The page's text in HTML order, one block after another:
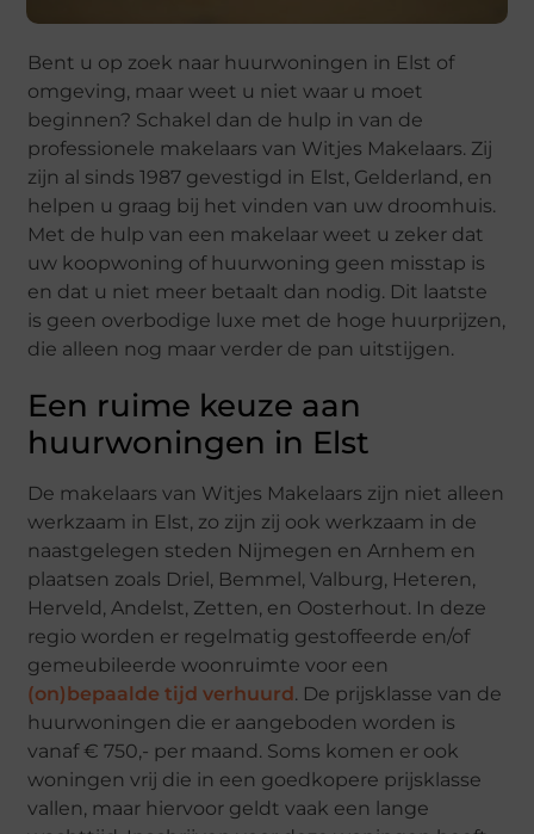
Bent u op zoek naar huurwoningen in Elst of
omgeving, maar weet u niet waar u moet
beginnen? Schakel dan de hulp in van de
professionele makelaars van Witjes Makelaars. Zij
zijn al sinds 1987 gevestigd in Elst, Gelderland, en
helpen u graag bij het vinden van uw droomhuis.
Met de hulp van een makelaar weet u zeker dat
uw koopwoning of huurwoning geen misstap is
en dat u niet meer betaalt dan nodig. Dit laatste
is geen overbodige luxe met de hoge huurprijzen,
die alleen nog maar verder de pan uitstijgen.
Een ruime keuze aan
huurwoningen in Elst
De makelaars van Witjes Makelaars zijn niet alleen
werkzaam in Elst, zo zijn zij ook werkzaam in de
naastgelegen steden Nijmegen en Arnhem en
plaatsen zoals Driel, Bemmel, Valburg, Heteren,
Herveld, Andelst, Zetten, en Oosterhout. In deze
regio worden er regelmatig gestoffeerde en/of
gemeubileerde woonruimte voor een
(on)bepaalde tijd verhuurd. De prijsklasse van de
huurwoningen die er aangeboden worden is
vanaf € 750,- per maand. Soms komen er ook
woningen vrij die in een goedkopere prijsklasse
vallen, maar hiervoor geldt vaak een lange